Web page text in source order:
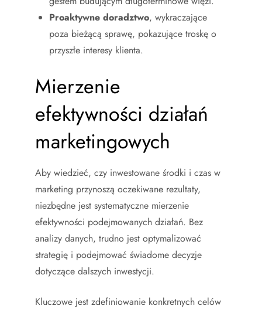
Proaktywne doradztwo, wykraczające
poza bieżącą sprawę, pokazujące troskę o
przyszłe interesy klienta.
Mierzenie
efektywności działań
marketingowych
Aby wiedzieć, czy inwestowane środki i czas w
marketing przynoszą oczekiwane rezultaty,
niezbędne jest systematyczne mierzenie
efektywności podejmowanych działań. Bez
analizy danych, trudno jest optymalizować
strategię i podejmować świadome decyzje
dotyczące dalszych inwestycji.
Kluczowe jest zdefiniowanie konkretnych celów